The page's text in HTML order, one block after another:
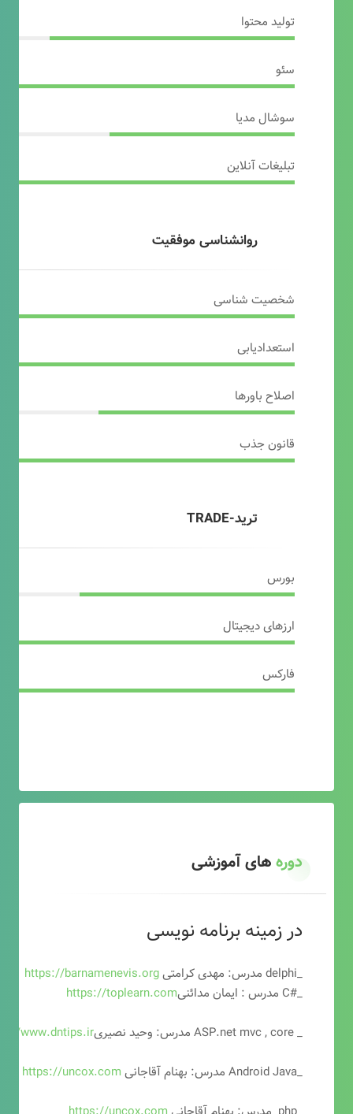
تولید محتوا
سئو
سوشال مدیا
تبلیغات آنلاین
روانشناسی موفقیت
شخصیت شناسی
استعدادیابی
اصلاح باورها
قانون جذب
ترید-TRADE
بورس
ارزهای دیجیتال
فارکس
دورههای آموزشی
در زمینه برنامه نویسی
_delphi مدرس: مهدی کرامتی
https://barnamenevis.org
_#C مدرس : ایمان مدائنی
https://toplearn.com
_ ASP.net mvc , core مدرس: وحید نصیری
www.dntips.ir
_Android Java مدرس: بهنام آقاجانی
https://uncox.com